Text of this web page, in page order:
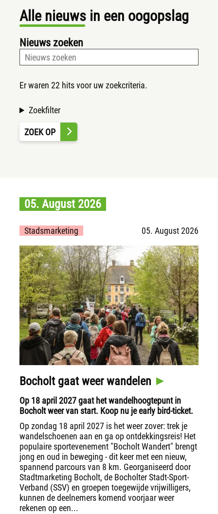
Alle nieuws in een oogopslag
Nieuws zoeken
Er waren 22 hits voor uw zoekcriteria.
Zoekfilter
ZOEK OP
05. August 2026
Stadsmarketing 05. August 2026
Bocholt gaat weer wandelen
Op 18 april 2027 gaat het wandelhoogtepunt in
Bocholt weer van start. Koop nu je early bird-ticket.
Op zondag 18 april 2027 is het weer zover: trek je
wandelschoenen aan en ga op ontdekkingsreis! Het
populaire sportevenement "Bocholt Wandert" brengt
jong en oud in beweging - dit keer met een nieuw,
spannend parcours van 8 km. Georganiseerd door
Stadtmarketing Bocholt, de Bocholter Stadt-Sport-
Verband (SSV) en groepen toegewijde vrijwilligers,
kunnen de deelnemers komend voorjaar weer
rekenen op een...